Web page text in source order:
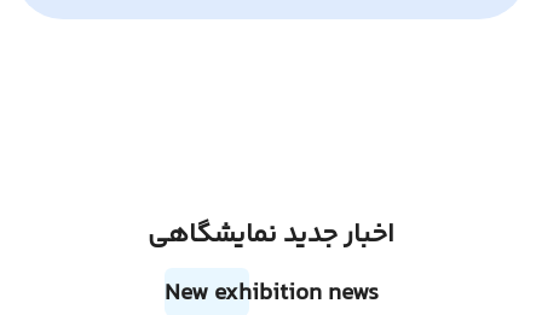
اخبار جدید نمایشگاهی
New exhibition news